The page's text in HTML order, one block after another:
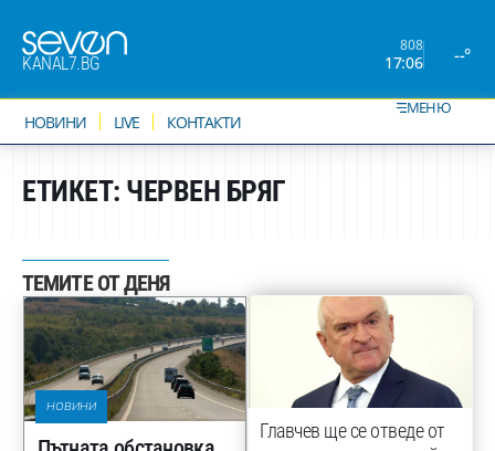
KANAL7.BG
808
17:06 --°
НОВИНИ LIVE КОНТАКТИ
МЕНЮ
ЕТИКЕТ: ЧЕРВЕН БРЯГ
ТЕМИТЕ ОТ ДЕНЯ
НОВИНИ
Главчев ще се отведе от